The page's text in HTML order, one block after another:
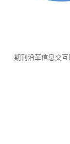
期刊沿革信息交